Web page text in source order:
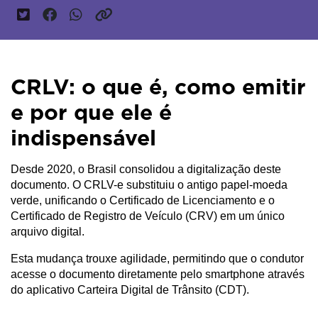
CRLV: o que é, como emitir
e por que ele é
indispensável
Desde 2020, o Brasil consolidou a digitalização deste
documento. O CRLV-e substituiu o antigo papel-moeda
verde, unificando o Certificado de Licenciamento e o
Certificado de Registro de Veículo (CRV) em um único
arquivo digital.
Esta mudança trouxe agilidade, permitindo que o condutor
acesse o documento diretamente pelo smartphone através
do aplicativo Carteira Digital de Trânsito (CDT).